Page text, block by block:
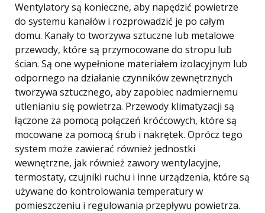
Wentylatory są konieczne, aby napędzić powietrze
do systemu kanałów i rozprowadzić je po całym
domu. Kanały to tworzywa sztuczne lub metalowe
przewody, które są przymocowane do stropu lub
ścian. Są one wypełnione materiałem izolacyjnym lub
odpornego na działanie czynników zewnętrznych
tworzywa sztucznego, aby zapobiec nadmiernemu
utlenianiu się powietrza. Przewody klimatyzacji są
łączone za pomocą połączeń króćcowych, które są
mocowane za pomocą śrub i nakrętek. Oprócz tego
system może zawierać również jednostki
wewnętrzne, jak również zawory wentylacyjne,
termostaty, czujniki ruchu i inne urządzenia, które są
używane do kontrolowania temperatury w
pomieszczeniu i regulowania przepływu powietrza.